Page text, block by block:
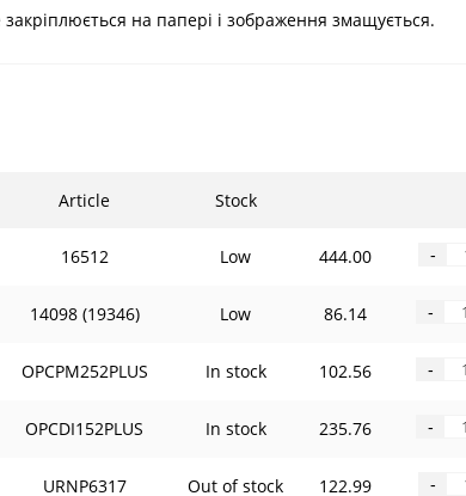
на папері і зображення змащується.
Article Stock
16512 Low 444.00 -
14098 (19346) Low 86.14 -
OPCPM252PLUS In stock 102.56 -
OPCDI152PLUS In stock 235.76 -
URNP6317 Out of stock 122.99 -